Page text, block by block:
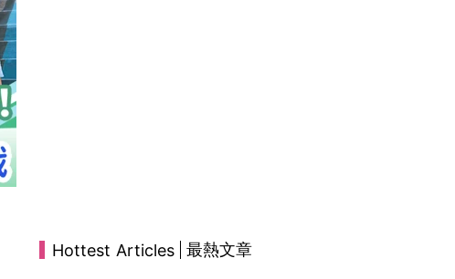
Hottest Articles 最熱文章